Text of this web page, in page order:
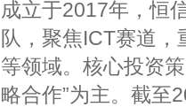
成立于2017年，恒
队，聚焦ICT赛道
等领域。核心投资策
略合作”为主。截至